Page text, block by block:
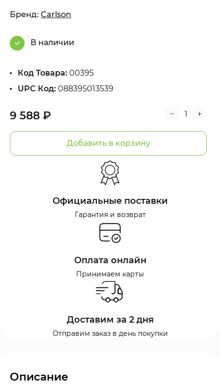
9 588 ₽
Добавить в корзину
Бренд: Carlson
В наличии
Код Товара: 00395
UPC Код: 088395013539
Официальные поставки
Гарантия и возврат
Оплата онлайн
Принимаем карты
Доставим за 2 дня
Отправим заказ в день покупки
Описание